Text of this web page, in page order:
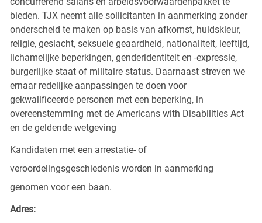
bieden. TJX neemt alle sollicitanten in aanmerking zonder
onderscheid te maken op basis van afkomst, huidskleur,
religie, geslacht, seksuele geaardheid, nationaliteit, leeftijd,
lichamelijke beperkingen, genderidentiteit en -expressie,
burgerlijke staat of militaire status. Daarnaast streven we
ernaar redelijke aanpassingen te doen voor
gekwalificeerde personen met een beperking, in
overeenstemming met de Americans with Disabilities Act
en de geldende wetgeving
Kandidaten met een arrestatie- of
veroordelingsgeschiedenis worden in aanmerking
genomen voor een baan.
Adres: